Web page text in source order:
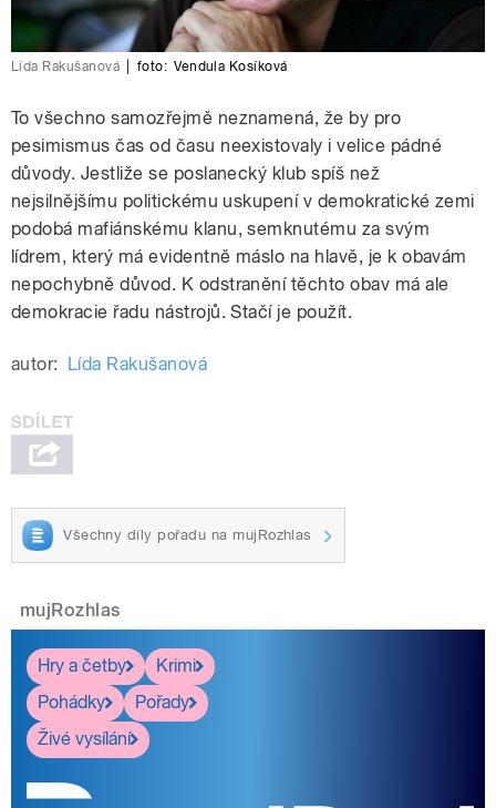
Lída Rakušanová foto: Vendula Kosíková
To všechno samozřejmě neznamená, že by pro
pesimismus čas od času neexistovaly i velice pádné
důvody. Jestliže se poslanecký klub spíš než
nejsilnějšímu politickému uskupení v demokratické zemi
podobá mafiánskému klanu, semknutému za svým
lídrem, který má evidentně máslo na hlavě, je k obavám
nepochybně důvod. K odstranění těchto obav má ale
demokracie řadu nástrojů. Stačí je použít.
autor: Lída Rakušanová
Všechny díly pořadu na mujRozhlas
mujRozhlas
Hry a četby
Krimi
Pohádky
Pořady
Živé vysílání